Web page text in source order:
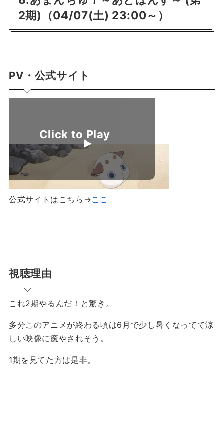
2期)（04/07(土) 23:00～）
PV・公式サイト
公式サイトはこちら→ここ
視聴理由
これ2期やるんだ！と驚き。
多分このアニメが終わる頃は6月で少し暑くなってて涼
しい映像に癒やされそう。
1期を見てた方は是非。